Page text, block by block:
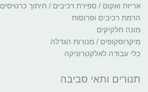
אריזת ואקום / ספירת רכיבים / חיתוך כרטיסים
הרמת רכיבים ופרוסות
מונה חלקיקים
מיקרוסקופים / מנורות הגדלה
כלי עבודה לאלקטרוניקה
תנורים ותאי סביבה